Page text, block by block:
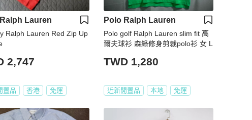
Lauren
Ralph Lauren Red Zip Up
2,747
置品 香港 免運
Polo Ralph Lauren
Polo golf Ralph Lauren slim fit 高
爾夫球衫 森綠修身剪裁polo衫 女 L
TWD 1,280
近新閒置品 本地 免運